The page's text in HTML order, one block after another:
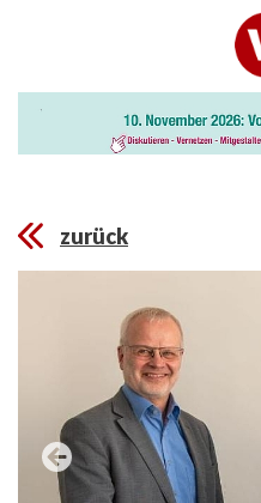
zurück